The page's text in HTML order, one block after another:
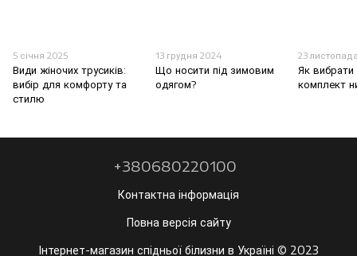
5 січня 2025
Види жіночих трусиків:
вибір для комфорту та
стилю
13 грудня 2024
Що носити під зимовим
одягом?
23
Як вибрати
комплект
+380680220100
Контактна інформація
Повна версія сайту
Інтернет-магазин спідньої білизни в Україні © 2023